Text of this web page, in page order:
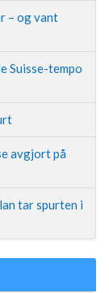
– og vant
Suisse-tempo
avgjort på
tar spurten i